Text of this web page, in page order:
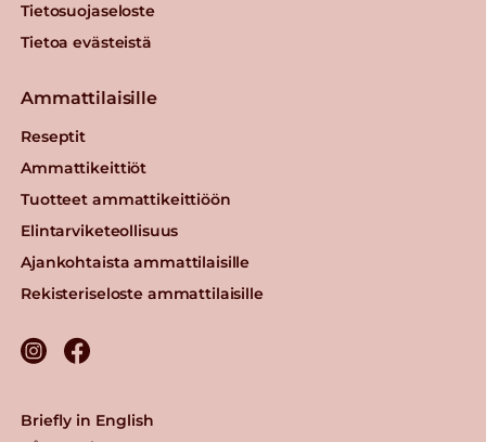
Tietosuojaseloste
Tietoa evästeistä
Ammattilaisille
Reseptit
Ammattikeittiöt
Tuotteet ammattikeittiöön
Elintarviketeollisuus
Ajankohtaista ammattilaisille
Rekisteriseloste ammattilaisille
Briefly in English